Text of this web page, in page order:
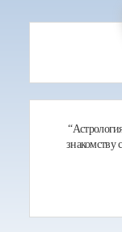
знакомству